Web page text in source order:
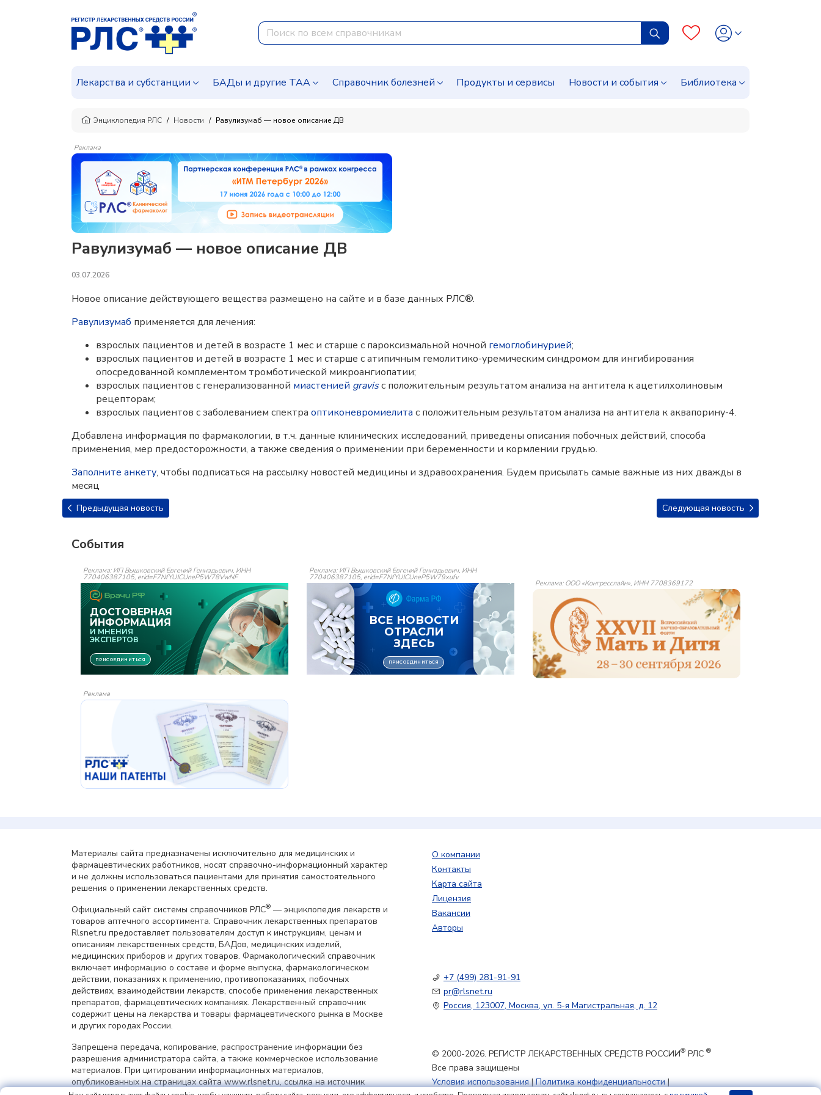
Лекарства и субстанции БАДы и другие ТАА Справочник болезней Продукты и сервисы Новости и события Библиотека
Энциклопедия РЛС Новости Равулизумаб — новое описание ДВ
Реклама
Равулизумаб — новое описание ДВ
03.07.2026
Новое описание действующего вещества размещено на сайте и в базе данных РЛС®.
Равулизумаб применяется для лечения:
взрослых пациентов и детей в возрасте 1 мес и старше с пароксизмальной ночной гемоглобинурией;
взрослых пациентов и детей в возрасте 1 мес и старше с атипичным гемолитико-уремическим синдромом для ингибирования
опосредованной комплементом тромботической микроангиопатии;
взрослых пациентов с генерализованной миастенией gravisс положительным результатом анализа на антитела к ацетилхолиновым
рецепторам;
взрослых пациентов с заболеванием спектра оптиконевромиелита с положительным результатом анализа на антитела к аквапорину-4.
Добавлена информация по фармакологии, в т.ч. данные клинических исследований, приведены описания побочных действий, способа
применения, мер предосторожности, а также сведения о применении при беременности и кормлении грудью.
Заполните анкету, чтобы подписаться на рассылку новостей медицины и здравоохранения. Будем присылать самые важные из них дважды в
месяц
Предыдущая новость Следующая новость
События
Реклама: ИП Вышковский Евгений Геннадьевич, ИНН
770406387105, erid=F7NfYUJCUneP5W78VwNF
Реклама: ИП Вышковский Евгений Геннадьевич, ИНН
770406387105, erid=F7NfYUJCUneP5W79xufv
Реклама: ООО «Конгресслайн», ИНН 7708369172
Реклама
Материалы сайта предназначены исключительно для медицинских и
фармацевтических работников, носят справочно-информационный характер
и не должны использоваться пациентами для принятия самостоятельного
решения о применении лекарственных средств.
Официальный сайт системы справочников РЛС® — энциклопедия лекарств и
товаров аптечного ассортимента. Справочник лекарственных препаратов
Rlsnet.ru предоставляет пользователям доступ к инструкциям, ценам и
описаниям лекарственных средств, БАДов, медицинских изделий,
медицинских приборов и других товаров. Фармакологический справочник
включает информацию о составе и форме выпуска, фармакологическом
действии, показаниях к применению, противопоказаниях, побочных
действиях, взаимодействии лекарств, способе применения лекарственных
препаратов, фармацевтических компаниях. Лекарственный справочник
содержит цены на лекарства и товары фармацевтического рынка в Москве
и других городах России.
Запрещена передача, копирование, распространение информации без
разрешения администратора сайта, а также коммерческое использование
материалов. При цитировании информационных материалов,
опубликованных на страницах сайта www.rlsnet.ru, ссылка на источник
О компании
Контакты
Карта сайта
Лицензия
Вакансии
Авторы
+7 (499) 281-91-91
pr@rlsnet.ru
Россия, 123007, Москва, ул. 5-я Магистральная, д. 12
© 2000-2026. РЕГИСТР ЛЕКАРСТВЕННЫХ СРЕДСТВ РОССИИ® РЛС ®
Все права защищены
Условия использования|Политика конфиденциальности|